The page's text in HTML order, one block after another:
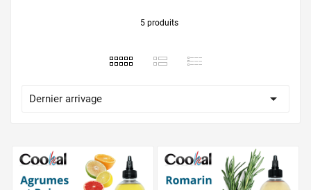
5 produits
Dernier arrivage 